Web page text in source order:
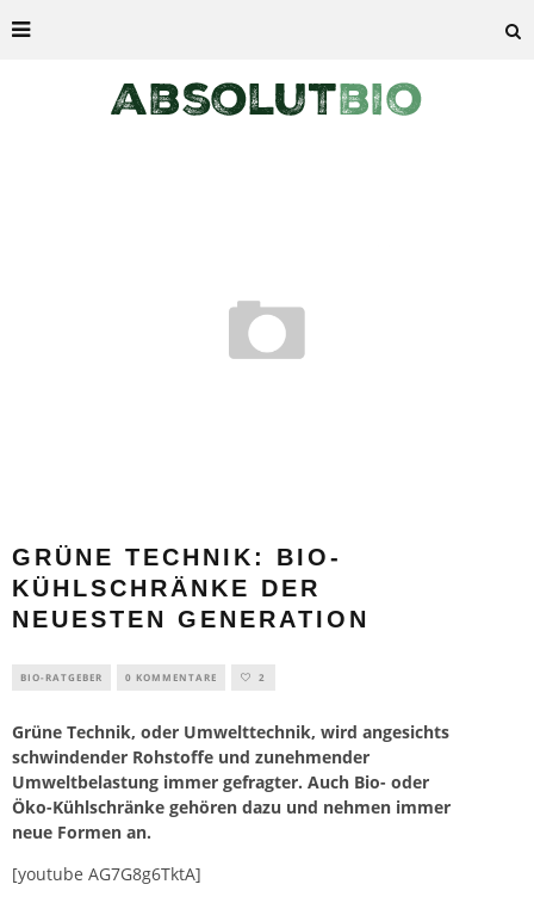
GRÜNE TECHNIK: BIO-
KÜHLSCHRÄNKE DER
NEUESTEN GENERATION
BIO-RATGEBER 0 KOMMENTARE 2
Grüne Technik, oder Umwelttechnik, wird angesichts
schwindender Rohstoffe und zunehmender
Umweltbelastung immer gefragter. Auch Bio- oder
Öko-Kühlschränke gehören dazu und nehmen immer
neue Formen an.
[youtube AG7G8g6TktA]